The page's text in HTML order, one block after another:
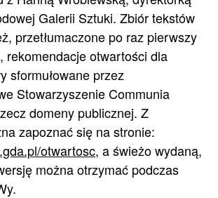
Galerii Sztuki. Zbiór tekstów
przetłumaczone po raz pierwszy
rekomendacje otwartości dla
sformułowane przez
Stowarzyszenie Communia
domeny publicznej. Z
zapoznać się na stronie:
otwartosc, a świeżo wydaną,
można otrzymać podczas